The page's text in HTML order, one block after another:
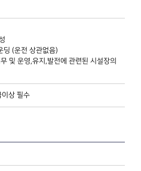
딩 (운전 상관없음)
및 운영,유지,발전에 관련된 시설장의
이상 필수